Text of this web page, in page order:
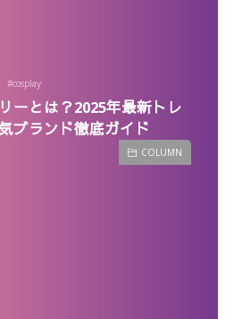
#cosplay
ーとは？2025年最新トレ
ブランド徹底ガイド
COLUMN